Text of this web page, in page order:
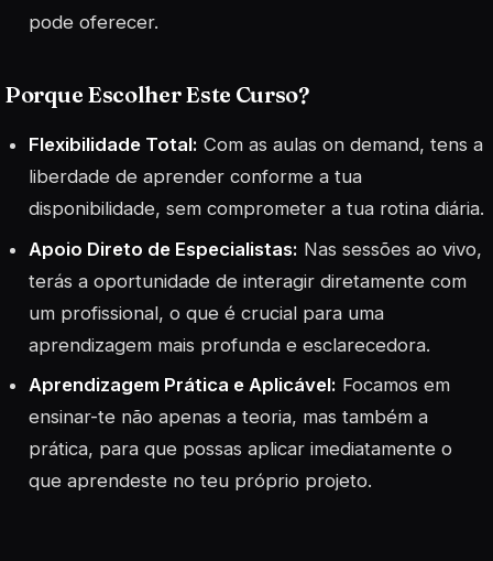
pode oferecer.
Porque Escolher Este Curso?
Flexibilidade Total: Com as aulas on demand, tens a
liberdade de aprender conforme a tua
disponibilidade, sem comprometer a tua rotina diária.
Apoio Direto de Especialistas: Nas sessões ao vivo,
terás a oportunidade de interagir diretamente com
um profissional, o que é crucial para uma
aprendizagem mais profunda e esclarecedora.
Aprendizagem Prática e Aplicável: Focamos em
ensinar-te não apenas a teoria, mas também a
prática, para que possas aplicar imediatamente o
que aprendeste no teu próprio projeto.